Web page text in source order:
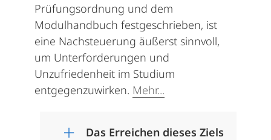
Prüfungsordnung und dem
Modulhandbuch festgeschrieben, ist
eine Nachsteuerung äußerst sinnvoll,
um Unterforderungen und
Unzufriedenheit im Studium
entgegenzuwirken. Mehr...
Das Erreichen dieses Ziels